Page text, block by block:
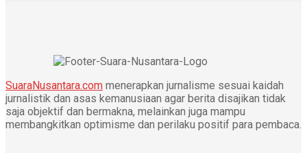
SuaraNusantara.com menerapkan jurnalisme sesuai kaidah
jurnalistik dan asas kemanusiaan agar berita disajikan tidak
saja objektif dan bermakna, melainkan juga mampu
membangkitkan optimisme dan perilaku positif para pembaca.